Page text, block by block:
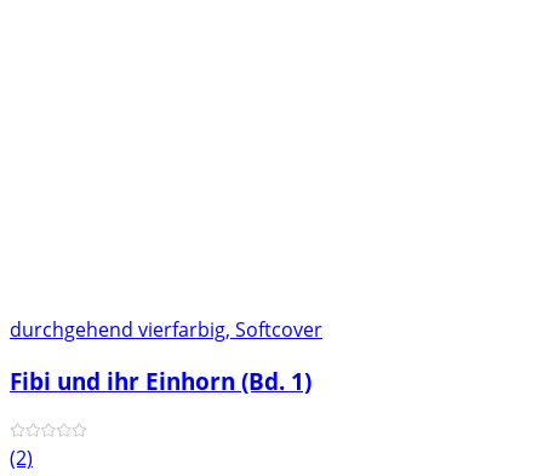
durchgehend vierfarbig, Softcover
Fibi und ihr Einhorn (Bd. 1)
(2)